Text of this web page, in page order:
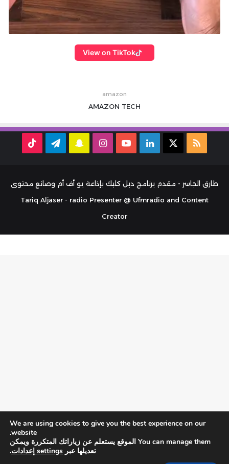
View on TikTok
amazon
AMAZON TECH
ملخص
RSS
لينكدإن ‫YouTubeانستقرامسناب تيلقرام
طارق الجاسر - مقدم برنامج دبل كليك بإذاعة يو أف أم وصانع محتوى
Tariq Aljaser - radio Presenter @ Ufmradio and Content
Creator
We are using cookies to give you the best experience on our
website.
You can manage them الموقع يستعلم عن زياراتك المتكررة ويمكن
تعديلها عبر settings إعدادات .